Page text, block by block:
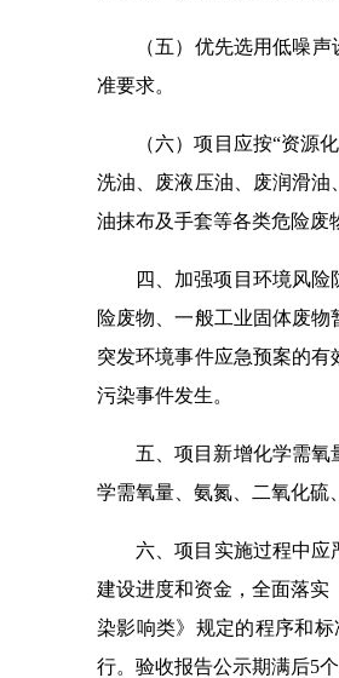
（五）优先选用低噪
准要求。
（六）项目应按“资源
洗油、废液压油、废润滑
油抹布及手套等各类危险废
四、加强项目环境风
险废物、一般工业固体废
突发环境事件应急预案的
污染事件发生。
五、项目新增化学需氧
学需氧量、氨氮、二氧化硫
六、项目实施过程中
建设进度和资金，全面落实
染影响类》规定的程序和
行。验收报告公示期满后5